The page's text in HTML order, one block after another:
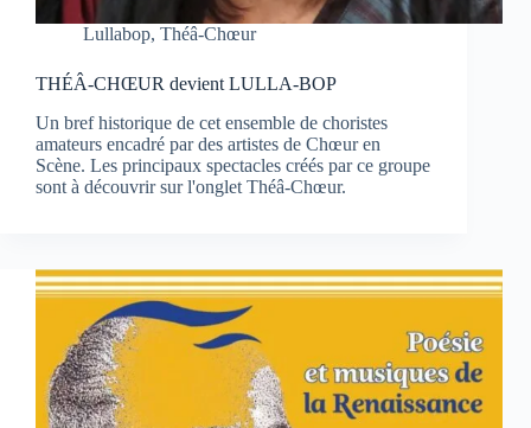
Lullabop, Théâ-Chœur
THÉÂ-CHŒUR devient LULLA-BOP
Un bref historique de cet ensemble de choristes
amateurs encadré par des artistes de Chœur en
Scène. Les principaux spectacles créés par ce groupe
sont à découvrir sur l'onglet Théâ-Chœur.